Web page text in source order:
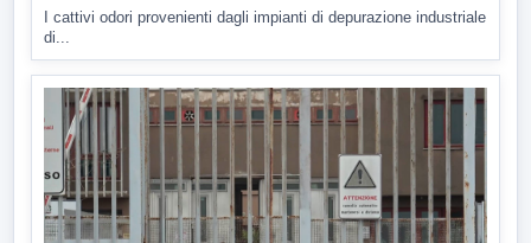
I cattivi odori provenienti dagli impianti di depurazione industriale
di...